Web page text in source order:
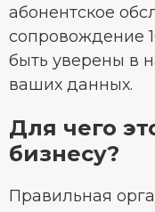
абонентское
сопровождение
быть уверены в
ваших данных.
Для чего
бизнесу?
Правильная